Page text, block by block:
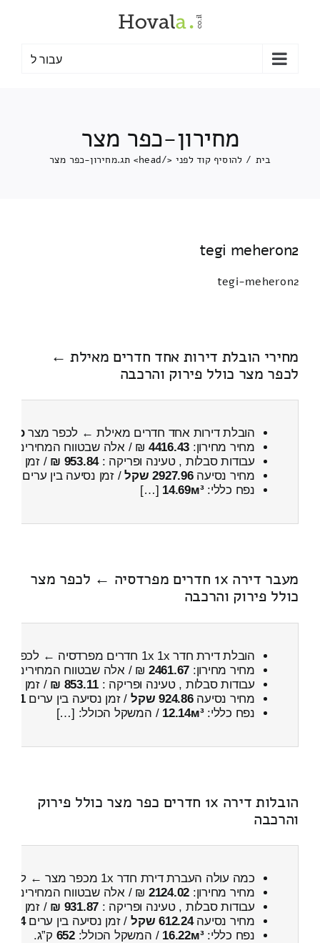
עבור ל
מחירון-כפר מצר
בית / להוסיף קוד לפני </head> תג. מחירון-כפר מצר
tegi meheron2
tegi-meheron2
מחירי הובלת דירות אחד חדרים מאילת ←
לכפר מצר כולל פירוק והרכבה
הובלת דירות אחד חדרים מאילת ← לכפר מצר
מחיר מחירון: 4416.43 ₪ / אלה שבטווח המחירים
עבודות סבלות , טעינה ופריקה :953.84 ₪ / זמן :
מחיר נסיעה2927.96 שקל / זמן נסיעה בין ערים
נפח כללי:14.69м³
[…]
מעבר דירה 1x חדרים מפרדסיה ← לכפר מצר
כולל פירוק והרכבה
הובלת דירת חדר 1x 1x חדרים מפרדסיה ← לכפר מצר
מחיר מחירון: 2461.67 ₪ / אלה שבטווח המחירים
עבודות סבלות , טעינה ופריקה : 853.11 ₪ / זמן :
מחיר נסיעה924.86 שקל / זמן נסיעה בין ערים1 שעות , 12 דקות
נפח כללי:12.14м³ / המשקל הכולל: […]
הובלות דירה 1x חדרים כפר מצר כולל פירוק
והרכבה
כמה עולה העברת דירת חדר 1x מכפר מצר ← לצפת
מחיר מחירון: 2124.02 ₪ / אלה שבטווח המחירים
עבודות סבלות , טעינה ופריקה : 931.87 ₪ / זמן :
מחיר נסיעה612.24 שקל / זמן נסיעה בין ערים54 דקות
נפח כללי:16.22м³ / המשקל הכולל:652 ק”ג.